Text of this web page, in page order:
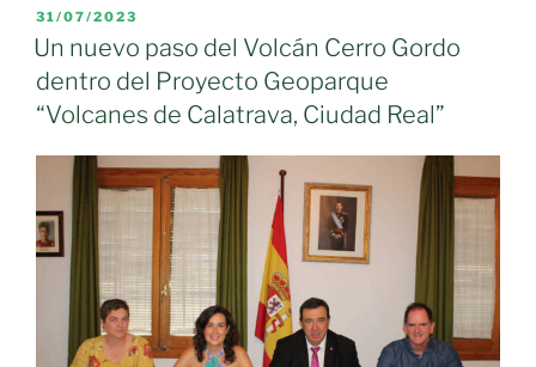
PUBLICADO
EL
31/07/2023
Un nuevo paso del Volcán Cerro Gordo
dentro del Proyecto Geoparque
“Volcanes de Calatrava, Ciudad Real”